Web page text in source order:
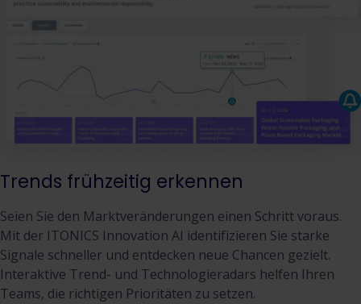
Trends frühzeitig erkennen
Seien Sie den Marktveränderungen einen Schritt voraus.
Mit der ITONICS Innovation AI identifizieren Sie starke
Signale schneller und entdecken neue Chancen gezielt.
Interaktive Trend- und Technologieradars helfen Ihren
Teams, die richtigen Prioritäten zu setzen.